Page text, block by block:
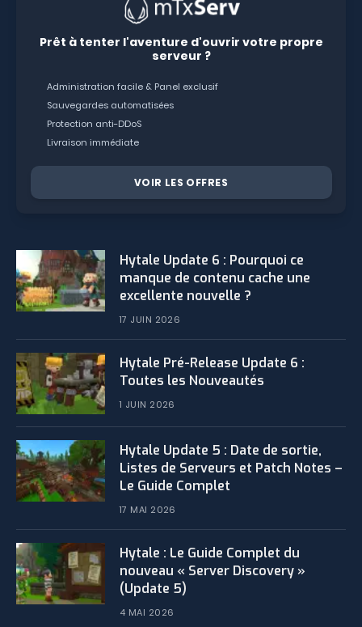
Prêt à tenter l'aventure d'ouvrir votre propre
serveur ?
Administration facile & Panel exclusif
Sauvegardes automatisées
Protection anti-DDoS
Livraison immédiate
VOIR LES OFFRES
Hytale Update 6 : Pourquoi ce
manque de contenu cache une
excellente nouvelle ?
17 JUIN 2026
Hytale Pré-Release Update 6 :
Toutes les Nouveautés
1 JUIN 2026
Hytale Update 5 : Date de sortie,
Listes de Serveurs et Patch Notes –
Le Guide Complet
17 MAI 2026
Hytale : Le Guide Complet du
nouveau « Server Discovery »
(Update 5)
4 MAI 2026